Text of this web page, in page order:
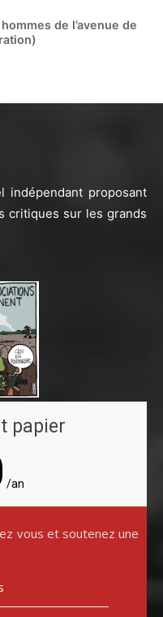
de l’avenue de
indépendant proposant
critiques sur les grands
papier
/an
vous et soutenez une